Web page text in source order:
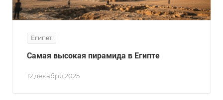
Египет
12 декабря 2025
Самая высокая пирамида в Египте